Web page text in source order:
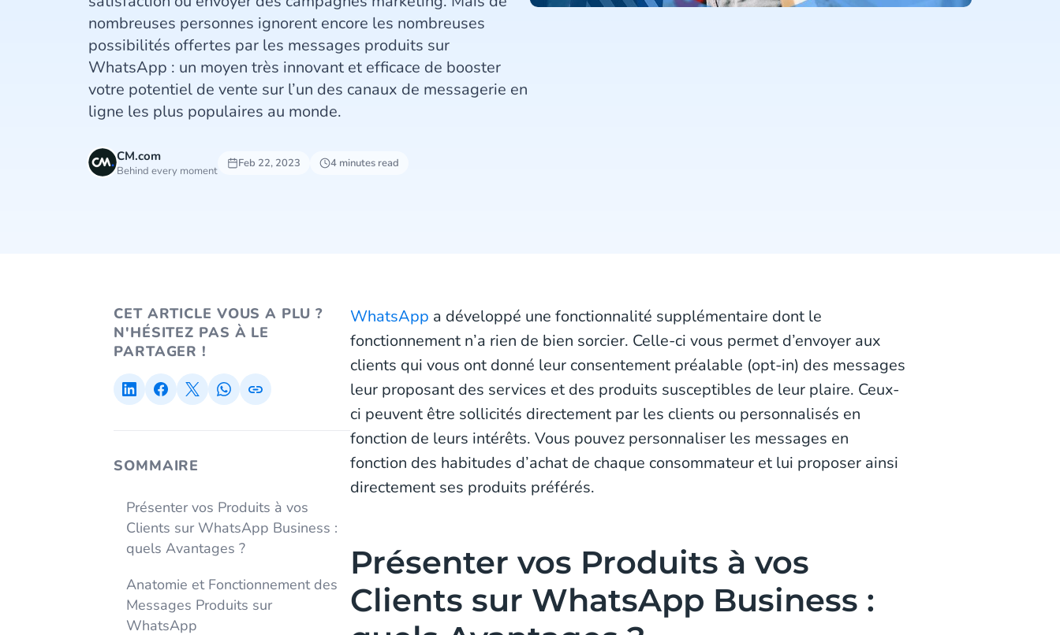
nombreuses personnes ignorent encore les nombreuses
possibilités offertes par les messages produits sur
WhatsApp : un moyen très innovant et efficace de booster
votre potentiel de vente sur l’un des canaux de messagerie en
ligne les plus populaires au monde.
CM.com
Behind every moment
Feb 22, 2023 4 minutes read
CET ARTICLE VOUS A PLU ?
N'HÉSITEZ PAS À LE
PARTAGER !
SOMMAIRE
Présenter vos Produits à vos
Clients sur WhatsApp Business :
quels Avantages ?
Anatomie et Fonctionnement des
Messages Produits sur
WhatsApp
WhatsApp a développé une fonctionnalité supplémentaire dont le
fonctionnement n’a rien de bien sorcier. Celle-ci vous permet d’envoyer aux
clients qui vous ont donné leur consentement préalable (opt-in) des messages
leur proposant des services et des produits susceptibles de leur plaire. Ceux-
ci peuvent être sollicités directement par les clients ou personnalisés en
fonction de leurs intérêts. Vous pouvez personnaliser les messages en
fonction des habitudes d’achat de chaque consommateur et lui proposer ainsi
directement ses produits préférés.
Présenter vos Produits à vos
Clients sur WhatsApp Business :